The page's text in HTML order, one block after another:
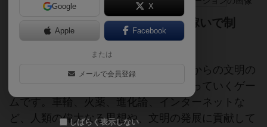
アイコンを増やして展開！得点を稼いで制
覇！特殊勝利でYou Win!
このゲームは、プレイヤーが有史以来からの文明の
発展を先史時代から時間軸を通して辿っていくゲー
ムです。車輪、火薬、進化論、インターネットな
ど、人類の偉大なる思想や、文明の発展に貢献して
Google X
Apple Facebook
または
メールで会員登録
しばらく表示しない